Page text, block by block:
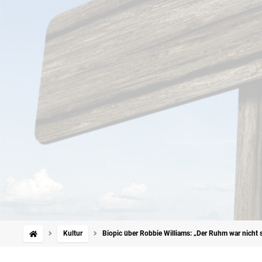
Kultur Biopic über Robbie Williams: „Der Ruhm war nicht